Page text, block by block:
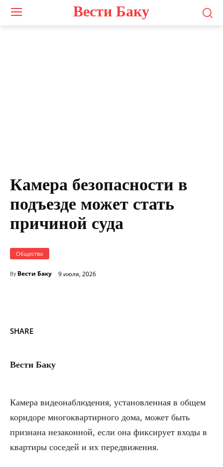
Вести Баку
Камера безопасности в
подъезде может стать
причиной суда
Общество
By Вести Баку 9 июля, 2026
SHARE
Вести Баку
Камера видеонаблюдения, установленная в общем
коридоре многоквартирного дома, может быть
признана незаконной, если она фиксирует входы в
квартиры соседей и их передвижения.